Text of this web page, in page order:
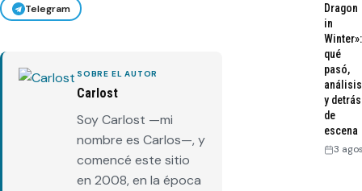
Telegram
SOBRE EL AUTOR
Carlost
Soy Carlost —mi
nombre es Carlos—, y
comencé este sitio
en 2008, en la época
Dragon
in
Winter»:
qué
pasó,
análisis
y detrás
de
escena
3